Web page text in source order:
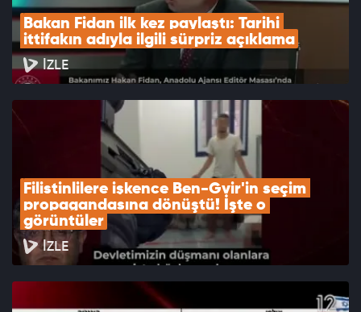
Bakan Fidan ilk kez paylaştı: Tarihi
ittifakın adıyla ilgili sürpriz açıklama
İZLE
Filistinlilere işkence Ben-Gvir'in seçim
propagandasına dönüştü! İşte o
görüntüler
İZLE